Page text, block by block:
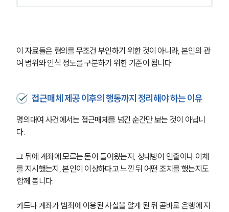
이 자료들은 혐의를 무조건 부인하기 위한 것이 아니라, 본인의 관
여 범위와 인식 정도를 구분하기 위한 기준이 됩니다.
접근매체 제공 이후의 행동까지 정리해야 하는 이유
명의대여 사건에서는 접근매체를 넘긴 순간만 보는 것이 아닙니
다.
그 뒤에 계좌에 모르는 돈이 들어왔는지, 상대방이 인출이나 이체
를 지시했는지, 본인이 이상하다고 느낀 뒤 어떤 조치를 했는지도
함께 봅니다.
카드나 계좌가 범죄에 이용된 사실을 알게 된 뒤 곧바로 은행에 지